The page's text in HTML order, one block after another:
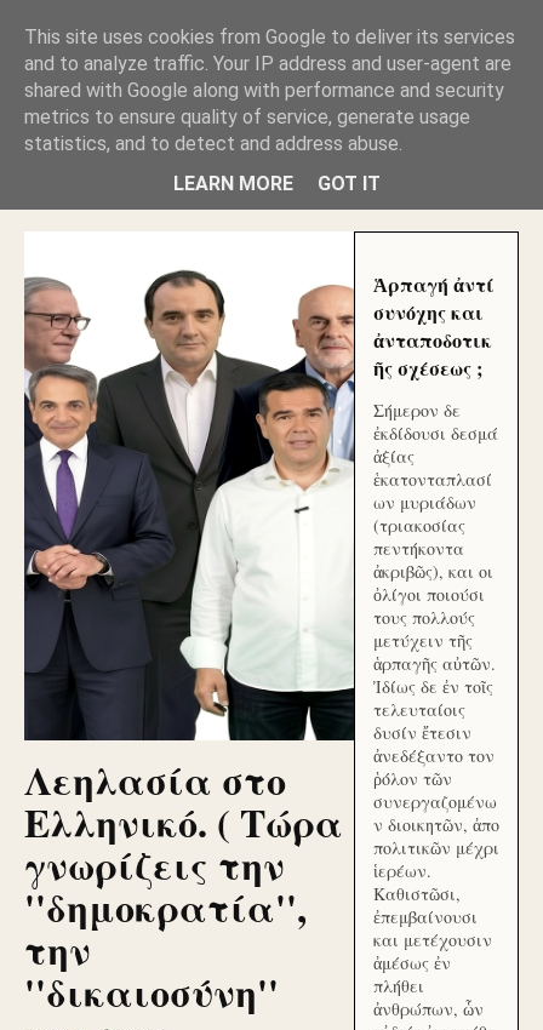
ΑΥΤΟΧΘΟΝΕΣ ΜΟΥ ΕΚΛΕΙΣΑΝ ΤΑ ΣΟΣΙΑΛ ΚΑΙ
ΦΙΜΩΣΑΝ ΤΟ SITE. ΟΙ ΧΙΛΙΑΔΕΣ ΜΙΚΡΟΕΠΕΝΔΥΤΕΣ
ΕΠΕΝΔΥΣΑΤΕ ΓΙΑ ΛΕΗΛΑΣΙΑ ΚΑΙ ΕΓΚΛΗΜΑ ?
ΓΛΥΦΑΔΑ WEB |ΟΙ ΜΕΓΑΛΟΙ ΚΛΕΠΤΑΙ ΑΠΟ ΤΟ
ΜΙΚΡΟΝ ΑΠΑΓΟΥΣΙ
Λεηλασία στο
Ελληνικό. ( Τώρα
γνωρίζεις την
''δημοκρατία'',
την
''δικαιοσύνη''
Ἁρπαγή ἀντί
συνόχης και
ἀνταποδοτικ
ῆς σχέσεως ;
Σήμερον δε
ἐκδίδουσι δεσμά
ἀξίας
ἑκατονταπλασί
ων μυριάδων
(τριακοσίας
πεντήκοντα
ἀκριβῶς), και οι
ὀλίγοι ποιούσι
τους πολλούς
μετύχειν τῆς
ἁρπαγῆς αὐτῶν.
Ἰδίως δε ἐν τοῖς
τελευταίοις
δυσίν ἔτεσιν
ἀνεδέξαντο τον
ῥόλον τῶν
συνεργαζομένω
ν διοικητῶν, ἀπο
πολιτικῶν μέχρι
ἱερέων.
Καθιστῶσι,
ἐπεμβαίνουσι
και μετέχουσιν
ἀμέσως ἐν
πλήθει
ἀνθρώπων, ὧν
This site uses cookies from Google to deliver its services
and to analyze traffic. Your IP address and user-agent are
shared with Google along with performance and security
metrics to ensure quality of service, generate usage
statistics, and to detect and address abuse.
LEARN MORE
GOT IT